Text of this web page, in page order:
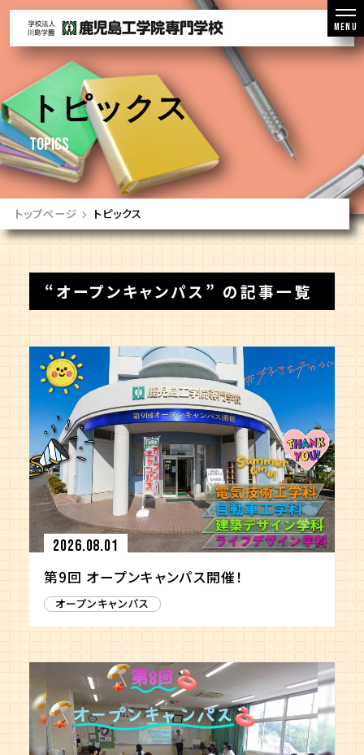
MENU
トピックス
TOPICS
トップページ トピックス
“オープンキャンパス” の記事一覧
2026.08.01
第9回 オープンキャンパス開催！
オープンキャンパス